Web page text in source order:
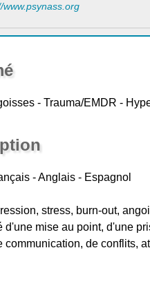
www.psynass.org
- Trauma/EMDR -
- Anglais - Espagnol
stress, burn-out,
d'une mise au point, d'une
communication, de conflits,